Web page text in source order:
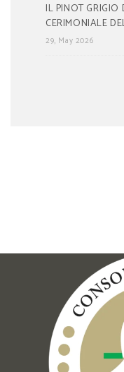
IL PINOT GRIGIO
CERIMONIALE
29, May 2026